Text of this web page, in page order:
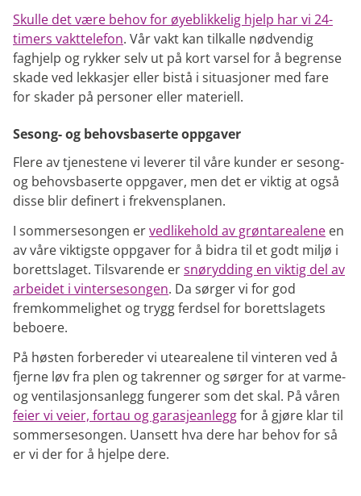
Skulle det være behov for øyeblikkelig hjelp har vi 24-
timers vakttelefon. Vår vakt kan tilkalle nødvendig
faghjelp og rykker selv ut på kort varsel for å begrense
skade ved lekkasjer eller bistå i situasjoner med fare
for skader på personer eller materiell.
Sesong- og behovsbaserte oppgaver
Flere av tjenestene vi leverer til våre kunder er sesong-
og behovsbaserte oppgaver, men det er viktig at også
disse blir definert i frekvensplanen.
I sommersesongen ervedlikehold av grøntarealene en
av våre viktigste oppgaver for å bidra til et godt miljø i
borettslaget. Tilsvarende ersnørydding en viktig del av
arbeidet i vintersesongen. Da sørger vi for god
fremkommelighet og trygg ferdsel for borettslagets
beboere.
På høsten forbereder vi utearealene til vinteren ved å
fjerne løv fra plen og takrenner og sørger for at varme-
og ventilasjonsanlegg fungerer som det skal. På våren
feier vi veier, fortau og garasjeanleggfor å gjøre klar til
sommersesongen. Uansett hva dere har behov for så
er vi der for å hjelpe dere.